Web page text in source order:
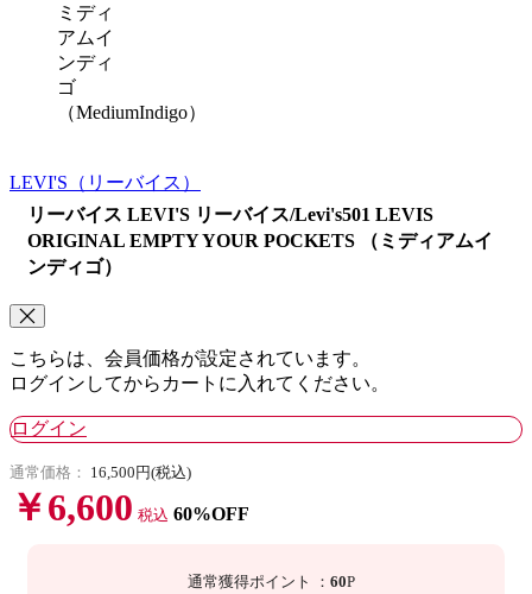
ミディ
アムイ
ンディ
ゴ
（MediumIndigo）
LEVI'S （リーバイス）
リーバイス LEVI'S リーバイス/Levi's501 LEVIS
ORIGINAL EMPTY YOUR POCKETS （ミディアムイ
ンディゴ）
こちらは、会員価格が設定されています。
ログインしてからカートに入れてください。
ログイン
通常価格： 16,500円(税込)
￥6,600 税込 60%OFF
通常獲得ポイント ： 60P